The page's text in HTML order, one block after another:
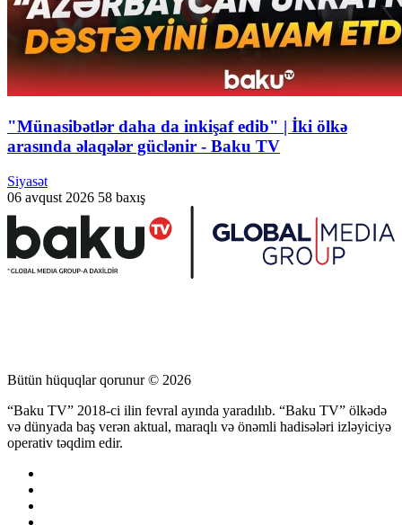
"Münasibətlər daha da inkişaf edib" | İki ölkə
arasında əlaqələr güclənir - Baku TV
Siyasət
06 avqust 2026 58 baxış
Bütün hüquqlar qorunur © 2026
“Baku TV” 2018-ci ilin fevral ayında yaradılıb. “Baku TV” ölkədə
və dünyada baş verən aktual, maraqlı və önəmli hadisələri izləyiciyə
operativ təqdim edir.